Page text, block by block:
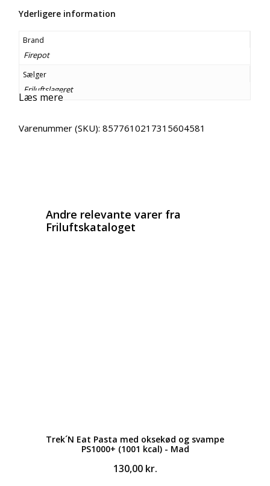
Yderligere information
Brand
Firepot
Sælger
Friluftslageret
Læs mere
Varenummer (SKU):8577610217315604581
Andre relevante varer fra
Friluftskataloget
Trek´N Eat Pasta med oksekød og svampe
PS1000+ (1001 kcal) - Mad
130,00 kr.